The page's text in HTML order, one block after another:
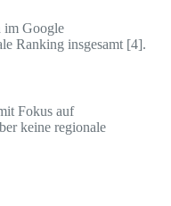
im Google
Ranking insgesamt [4].
Fokus auf
keine regionale